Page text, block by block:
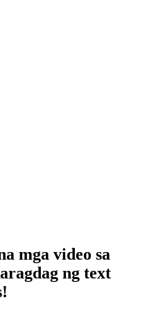
mga video sa
ng text